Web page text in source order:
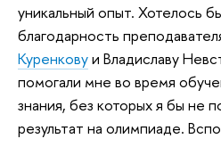
уникальный опыт. Хотелось
благодарность
Куренковуи Владиславу
помогали мне во время
знания, без которых я бы не
результат на олимпиаде.